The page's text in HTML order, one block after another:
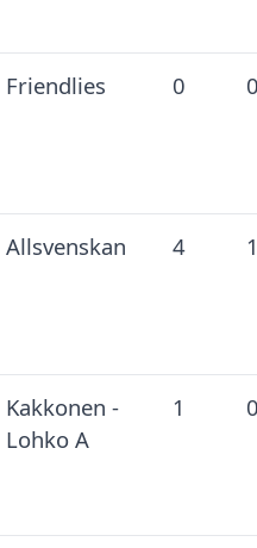
Friendlies 0
Allsvenskan 4
Kakkonen -
Lohko A
1